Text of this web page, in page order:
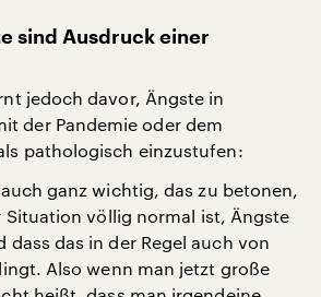
sind Ausdruck einer
jedoch davor, Ängste in
der Pandemie oder dem
pathologisch einzustufen:
auch ganz wichtig, das zu betonen,
Situation völlig normal ist, Ängste
dass das in der Regel auch von
Also wenn man jetzt große